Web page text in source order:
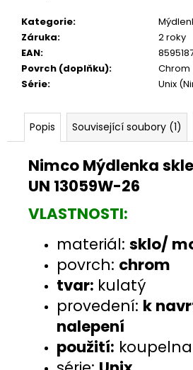
Kategorie:
Záruka:
2 roky
EAN:
Povrch (doplňku):
Chrom
Série: Unix
Popis Související soubory (1)
Nimco Mýdlenka
UN 13059W-26
VLASTNOSTI:
materiál: sklo/
povrch: chrom
tvar: kulatý
provedení: k
nalepení
použití: koupelna